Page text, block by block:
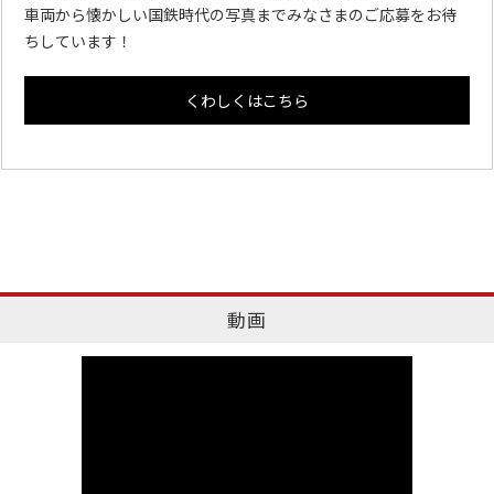
車両から懐かしい国鉄時代の写真までみなさまのご応募をお待
ちしています！
くわしくはこちら
動画